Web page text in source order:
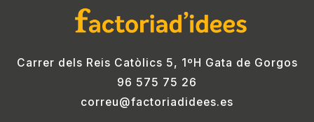
Carrer dels Reis Catòlics 5, 1ºH Gata de Gorgos
96 575 75 26
correu@factoriadidees.es